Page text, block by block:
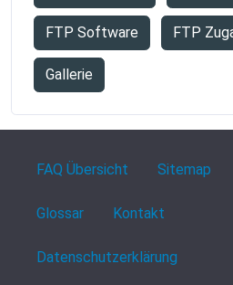
FTP Software FTP
Gallerie
FAQ Übersicht Sitemap
Glossar Kontakt
Datenschutzerklärung